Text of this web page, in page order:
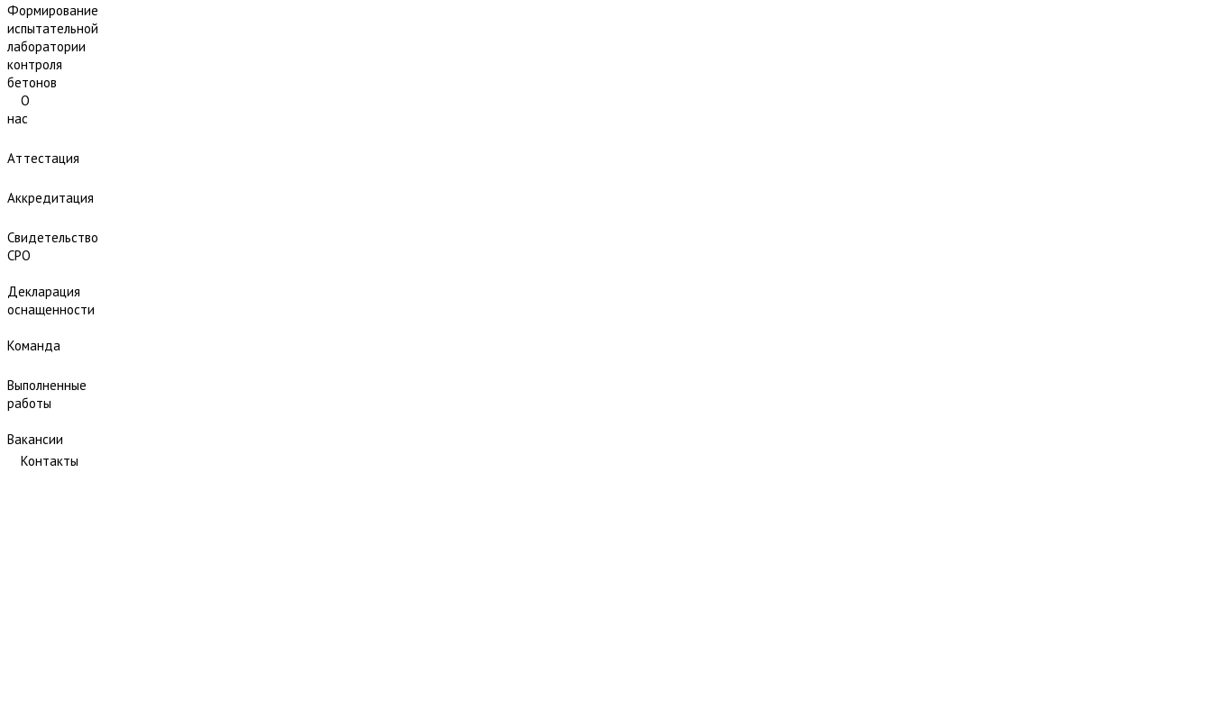
Формирование
испытательной
лаборатории
контроля
бетонов
О
нас
Аттестация
Аккредитация
Свидетельство
СРО
Декларация
оснащенности
Команда
Выполненные
работы
Вакансии
Контакты